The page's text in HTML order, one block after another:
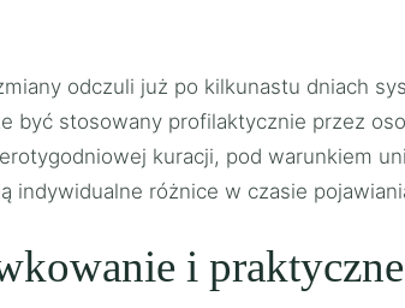
odczuli już po kilkunastu dniach
stosowany profilaktycznie przez
kuracji, pod warunkiem
indywidualne różnice w czasie
i